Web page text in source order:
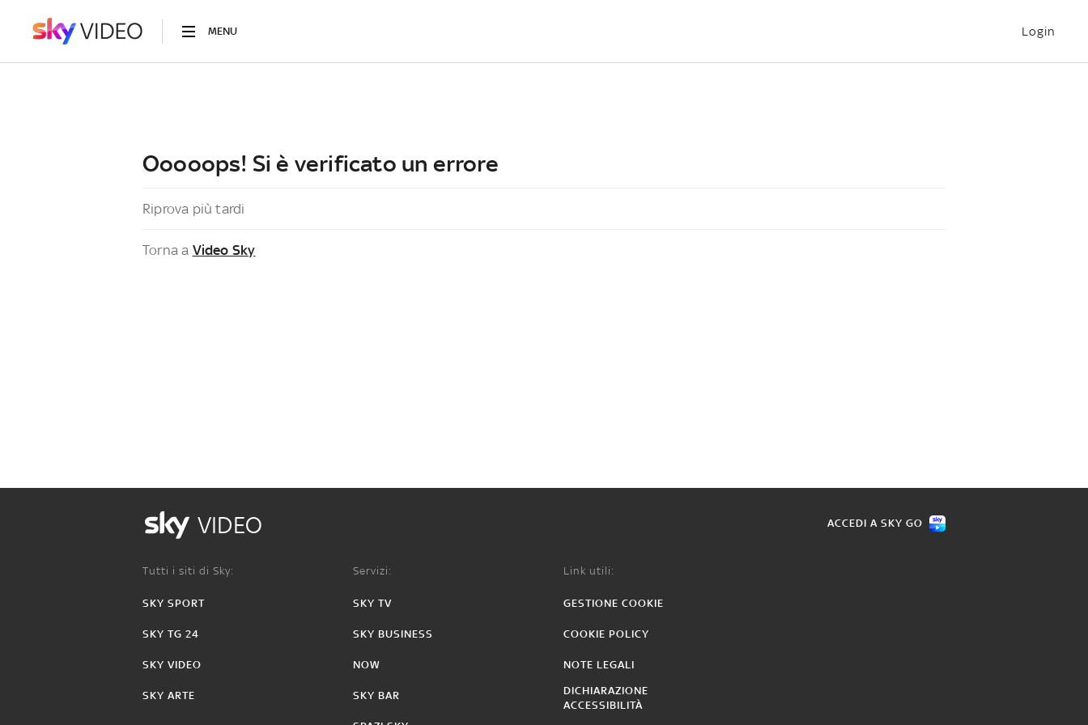
MENU Login
Ooooops! Si è verificato un errore
Riprova più tardi
Torna a Video Sky
VIDEO ACCEDI A SKY GO
Tutti i siti di Sky:
SKY SPORT
SKY TG 24
SKY VIDEO
SKY ARTE
Servizi:
SKY TV
SKY BUSINESS
NOW
SKY BAR
Link utili:
GESTIONE COOKIE
COOKIE POLICY
NOTE LEGALI
DICHIARAZIONE
ACCESSIBILITÀ